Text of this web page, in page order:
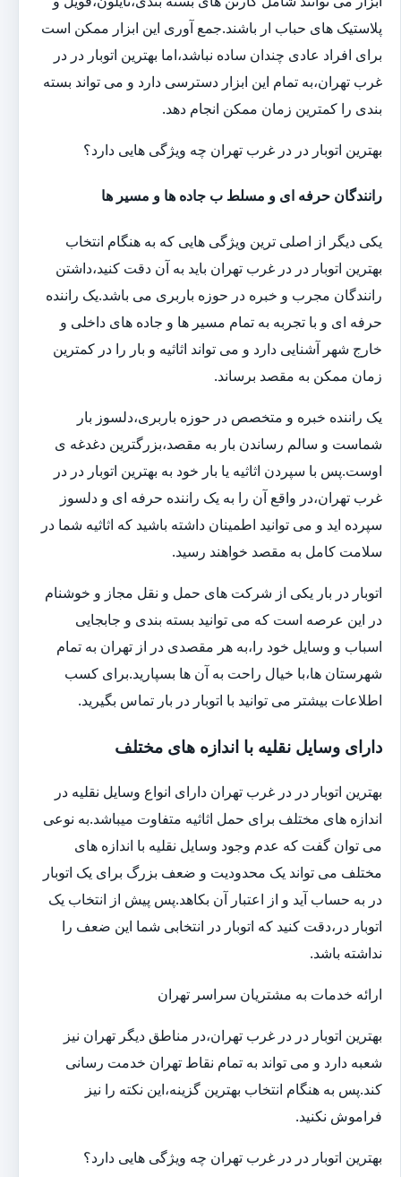
پلاستیک های حباب ار باشند.جمع آوری این ابزار ممکن است
برای افراد عادی چندان ساده نباشد،اما بهترین اتوبار در در
غرب تهران،به تمام این ابزار دسترسی دارد و می تواند بسته
بندی را کمترین زمان ممکن انجام دهد.
بهترین اتوبار در در غرب تهران چه ویژگی هایی دارد؟
رانندگان حرفه ای و مسلط ب جاده ها و مسیر ها
یکی دیگر از اصلی ترین ویژگی هایی که به هنگام انتخاب
بهترین اتوبار در در غرب تهران باید به آن دقت کنید،داشتن
رانندگان مجرب و خبره در حوزه باربری می باشد.یک راننده
حرفه ای و با تجربه به تمام مسیر ها و جاده های داخلی و
خارج شهر آشنایی دارد و می تواند اثاثیه و بار را در کمترین
زمان ممکن به مقصد برساند.
یک راننده خبره و متخصص در حوزه باربری،دلسوز بار
شماست و سالم رساندن بار به مقصد،بزرگترین دغدغه ی
اوست.پس با سپردن اثاثیه یا بار خود به بهترین اتوبار در در
غرب تهران،در واقع آن را به یک راننده حرفه ای و دلسوز
سپرده اید و می توانید اطمینان داشته باشید که اثاثیه شما در
سلامت کامل به مقصد خواهند رسید.
اتوبار در بار یکی از شرکت های حمل و نقل مجاز و خوشنام
در این عرصه است که می توانید بسته بندی و جابجایی
اسباب و وسایل خود را،به هر مقصدی در از تهران به تمام
شهرستان ها،با خیال راحت به آن ها بسپارید.برای کسب
اطلاعات بیشتر می توانید با اتوبار در بار تماس بگیرید.
دارای وسایل نقلیه با اندازه های مختلف
بهترین اتوبار در در غرب تهران دارای انواع وسایل نقلیه در
اندازه های مختلف برای حمل اثاثیه متفاوت می‎باشد.به نوعی
می توان گفت که عدم وجود وسایل نقلیه با اندازه های
مختلف می تواند یک محدودیت و ضعف بزرگ برای یک اتوبار
در به حساب آید و از اعتبار آن بکاهد.پس پیش از انتخاب یک
اتوبار در،دقت کنید که اتوبار در انتخابی شما این ضعف را
نداشته باشد.
ارائه خدمات به مشتریان سراسر تهران
بهترین اتوبار در در غرب تهران،در مناطق دیگر تهران نیز
شعبه دارد و می تواند به تمام نقاط تهران خدمت رسانی
کند.پس به هنگام انتخاب بهترین گزینه،این نکته را نیز
فراموش نکنید.
بهترین اتوبار در در غرب تهران چه ویژگی هایی دارد؟